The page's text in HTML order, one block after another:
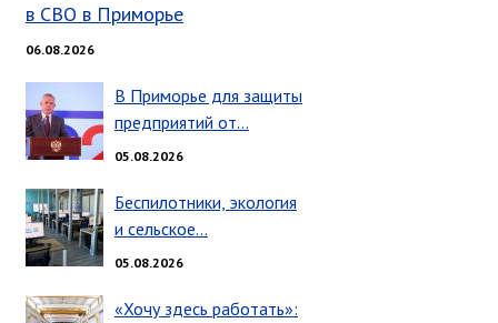
май 2026 г.
февраль 2026 г.
ноябрь 2025 г.
октябрь 2025 г.
сентябрь 2025 г.
август 2025 г.
в СВО в Приморье
06.08.2026
В Приморье для защиты
предприятий от…
05.08.2026
Беспилотники, экология
и сельское…
05.08.2026
«Хочу здесь работать»: